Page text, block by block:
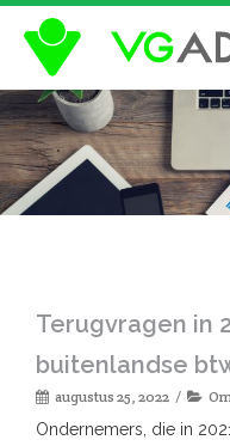
Terugvragen in
buitenlandse
augustus 25, 2022
Ondernemers, die in